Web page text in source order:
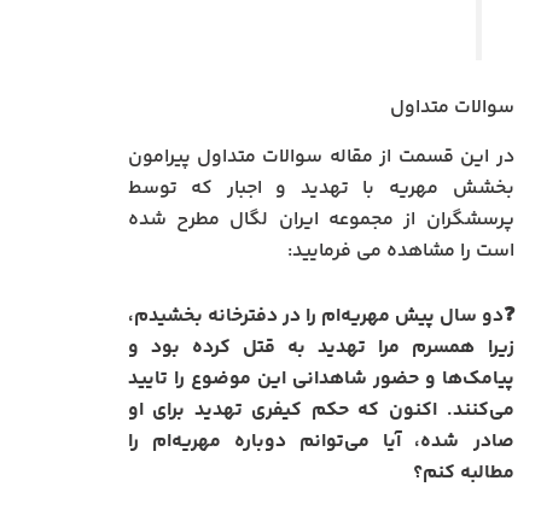
سوالات متداول
در این قسمت از مقاله سوالات متداول پیرامون
بخشش مهریه با تهدید و اجبار که توسط
پرسشگران از مجموعه ایران لگال مطرح شده
است را مشاهده می فرمایید:
❓دو سال پیش مهریه‌ام را در دفترخانه بخشیدم،
زیرا همسرم مرا تهدید به قتل کرده بود و
پیامک‌ها و حضور شاهدانی این موضوع را تایید
می‌کنند. اکنون که حکم کیفری تهدید برای او
صادر شده، آیا می‌توانم دوباره مهریه‌ام را
مطالبه کنم؟